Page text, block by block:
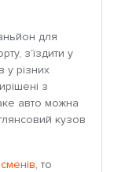
для
з’їздити у
у різних
з
авто можна
кузов
, то